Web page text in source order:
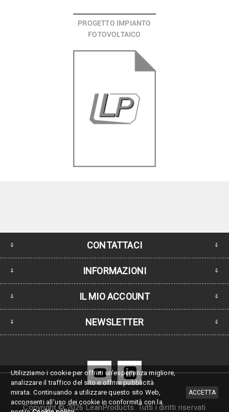
PROGETTO IMPIANTO
FOTOVOLTAICO
CONTATTACI
INFORMAZIONI
IL MIO ACCOUNT
NEWSLETTER
Copyright © 2026 LeanProducts. Tutti i diritti riservati
Utilizziamo i cookie per offrirti un'esperienza migliore,
analizzare il traffico del sito e offrire pubblicità
mirata. Continuando a utilizzare questo sito Web,
acconsenti all'uso dei cookie in conformità con la
ACCETTA